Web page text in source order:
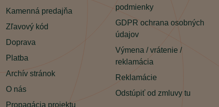
Kamenná predajňa
Zľavový kód
Doprava
Platba
Archív stránok
O nás
Propagácia projektu
podmienky
GDPR ochrana osobných
údajov
Výmena / vrátenie /
reklamácia
Reklamácie
Odstúpiť od zmluvy tu